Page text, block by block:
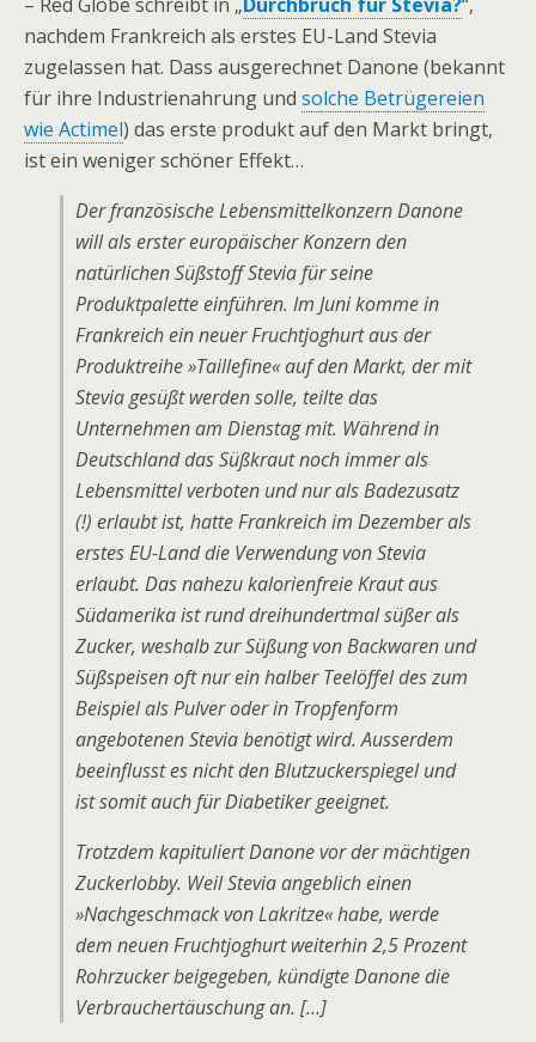
nachdem Frankreich als erstes EU-Land Stevia
zugelassen hat. Dass ausgerechnet Danone (bekannt
für ihre Industrienahrung und solche Betrügereien
wie Actimel) das erste produkt auf den Markt bringt,
ist ein weniger schöner Effekt…
Der französische Lebensmittelkonzern Danone
will als erster europäischer Konzern den
natürlichen Süßstoff Stevia für seine
Produktpalette einführen. Im Juni komme in
Frankreich ein neuer Fruchtjoghurt aus der
Produktreihe »Taillefine« auf den Markt, der mit
Stevia gesüßt werden solle, teilte das
Unternehmen am Dienstag mit. Während in
Deutschland das Süßkraut noch immer als
Lebensmittel verboten und nur als Badezusatz
(!) erlaubt ist, hatte Frankreich im Dezember als
erstes EU-Land die Verwendung von Stevia
erlaubt. Das nahezu kalorienfreie Kraut aus
Südamerika ist rund dreihundertmal süßer als
Zucker, weshalb zur Süßung von Backwaren und
Süßspeisen oft nur ein halber Teelöffel des zum
Beispiel als Pulver oder in Tropfenform
angebotenen Stevia benötigt wird. Ausserdem
beeinflusst es nicht den Blutzuckerspiegel und
ist somit auch für Diabetiker geeignet.
Trotzdem kapituliert Danone vor der mächtigen
Zuckerlobby. Weil Stevia angeblich einen
»Nachgeschmack von Lakritze« habe, werde
dem neuen Fruchtjoghurt weiterhin 2,5 Prozent
Rohrzucker beigegeben, kündigte Danone die
Verbrauchertäuschung an. […]